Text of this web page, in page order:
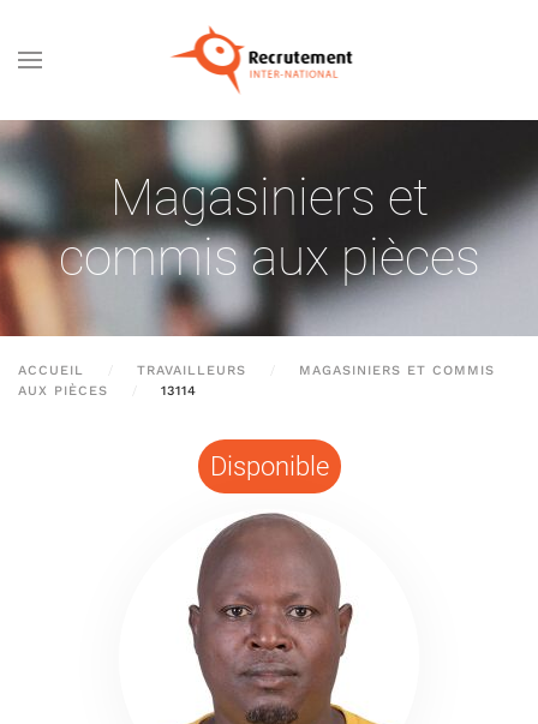
Passer au contenu principal
Magasiniers et
commis aux pièces
ACCUEIL TRAVAILLEURS
MAGASINIERS ET COMMIS
AUX PIÈCES
13114
Disponible